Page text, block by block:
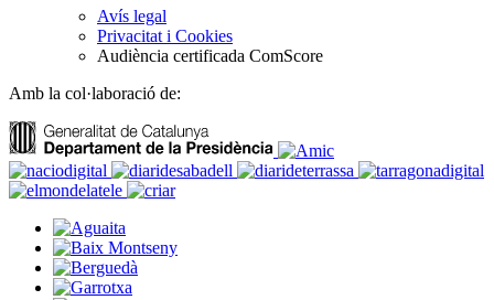
Avís legal
Privacitat i Cookies
Audiència certificada ComScore
Amb la col·laboració de: